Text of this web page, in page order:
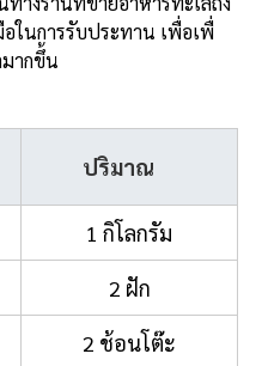
ในการรับประทาน เพื่อเพื่
ากขึ้น
ปริมาณ
1 กิโลกรัม
2 ฝัก
2 ช้อนโต๊ะ